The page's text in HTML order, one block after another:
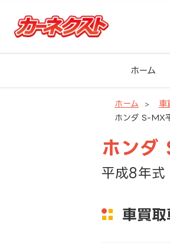
ホーム
ホーム 車
ホンダ S-MX
ホンダ
平成8年
車買取